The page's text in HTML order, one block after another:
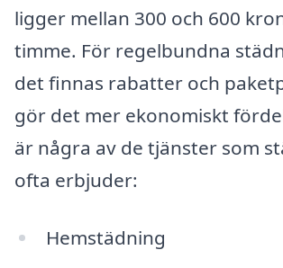
ligger mellan 300 och 600
timme. För regelbundna
det finnas rabatter och
gör det mer ekonomiskt
är några av de tjänster som
ofta erbjuder:
Hemstädning